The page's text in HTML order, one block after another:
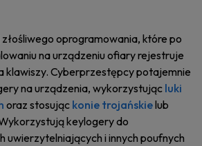
oprogramowania, które po
na urządzeniu ofiary rejestruje
klawiszy. Cyberprzestępcy potajemnie
na urządzenia, wykorzystując luki
oraz stosując konie trojańskielub
keylogery do
uwierzytelniających i innych poufnych